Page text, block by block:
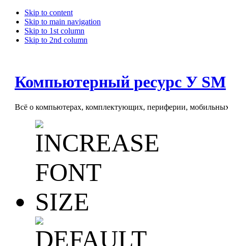
Skip to content
Skip to main navigation
Skip to 1st column
Skip to 2nd column
Компьютерный ресурс У SM
Всё о компьютерах, комплектующих, периферии, мобильных